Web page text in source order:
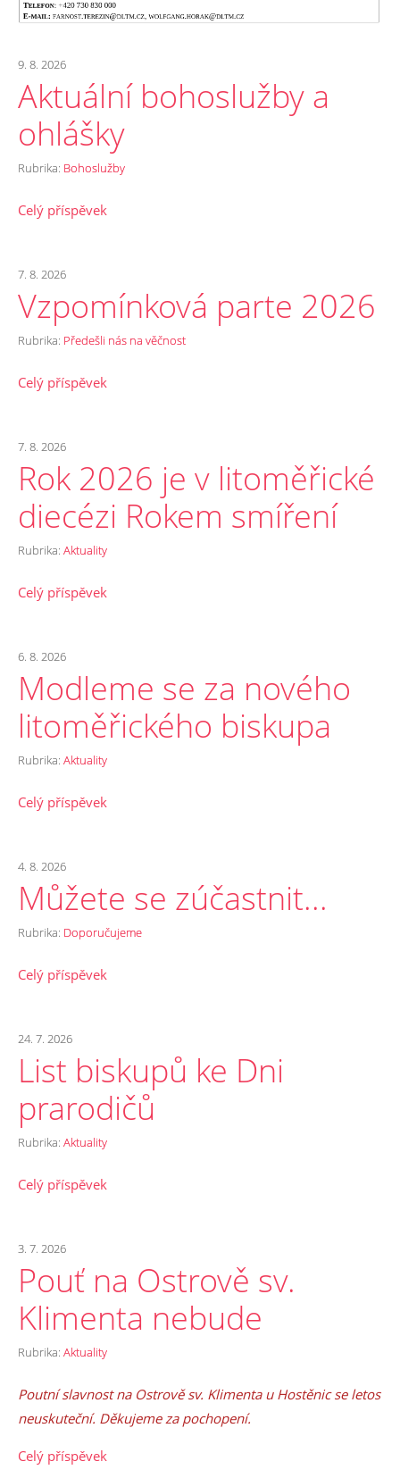
9. 8. 2026
Aktuální bohoslužby a
ohlášky
Rubrika: Bohoslužby
Celý příspěvek
7. 8. 2026
Vzpomínková parte 2026
Rubrika: Předešli nás na věčnost
Celý příspěvek
7. 8. 2026
Rok 2026 je v litoměřické
diecézi Rokem smíření
Rubrika: Aktuality
Celý příspěvek
6. 8. 2026
Modleme se za nového
litoměřického biskupa
Rubrika: Aktuality
Celý příspěvek
4. 8. 2026
Můžete se zúčastnit...
Rubrika: Doporučujeme
Celý příspěvek
24. 7. 2026
List biskupů ke Dni
prarodičů
Rubrika: Aktuality
Celý příspěvek
3. 7. 2026
Pouť na Ostrově sv.
Klimenta nebude
Rubrika: Aktuality
Poutní slavnost na Ostrově sv. Klimenta u Hostěnic se letos
neuskuteční. Děkujeme za pochopení.
Celý příspěvek